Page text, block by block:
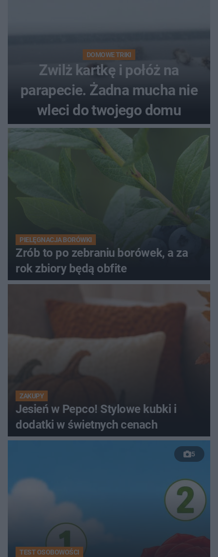
DOMOWE TRIKI
Zwilż kartkę i połóż na
parapecie. Żadna mucha nie
wleci do twojego domu
PIELĘGNACJA BORÓWKI
Zrób to po zebraniu borówek, a za
rok zbiory będą obfite
ZAKUPY
Jesień w Pepco! Stylowe kubki i
dodatki w świetnych cenach
5
TEST OSOBOWOŚCI